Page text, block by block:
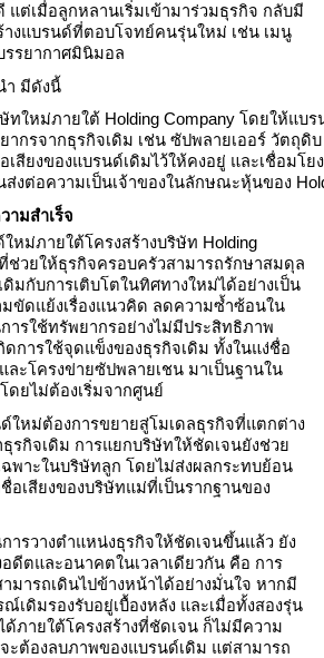
แต่เมื่อลูกหลานเริ่มเข้ามาร่วมธุรกิจ กลับมี
งแบรนด์ที่ตอบโจทย์คนรุ่นใหม่ เช่น เมนู
รรยากาศมินิมอล
ำ มีดังนี้
ทใหม่ภายใต้ Holding Company โดยให้แบ
ากรจากธุรกิจเดิม เช่น ซัปพลายเออร์ วัตถุดิ
เสียงของแบรนด์เดิมไว้ให้คงอยู่ และเชื่อม
ส่งต่อความเป็นเจ้าของในลักษณะหุ้นของ
ามสำเร็จ
ใหม่ภายใต้โครงสร้างบริษัท Holding
ช่วยให้ธุรกิจครอบครัวสามารถรักษาสมดุล
มกับการเติบโตในทิศทางใหม่ได้อย่างเป็น
ขัดแย้งเรื่องแนวคิด ลดความซ้ำซ้อนใน
ารใช้ทรัพยากรอย่างไม่มีประสิทธิภาพ
การใช้จุดแข็งของธุรกิจเดิม ทั้งในแง่ชื่อ
ละโครงข่ายซัปพลายเชน มาเป็นฐานใน
ดยไม่ต้องเริ่มจากศูนย์
ใหม่ต้องการขยายสู่โมเดลธุรกิจที่แตกต่าง
รกิจเดิม การแยกบริษัทให้ชัดเจนยังช่วย
ฉพาะในบริษัทลูก โดยไม่ส่งผลกระทบย้อน
อเสียงของบริษัทแม่ที่เป็นรากฐานของ
ารวางตำแหน่งธุรกิจให้ชัดเจนขึ้นแล้ว ยัง
ดีตและอนาคตในเวลาเดียวกัน คือ การ
มารถเดินไปข้างหน้าได้อย่างมั่นใจ หากมี
เดิมรองรับอยู่เบื้องหลัง และเมื่อทั้งสองรุ่น
ด้ภายใต้โครงสร้างที่ชัดเจน ก็ไม่มีความ
ะต้องลบภาพของแบรนด์เดิม แต่สามารถ